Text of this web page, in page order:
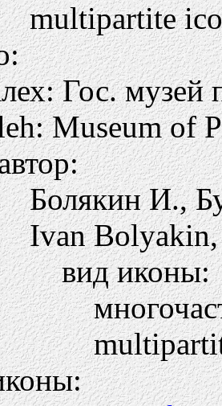
multipartite
Гос. музей
Museum of
Болякин И.,
Ivan
вид иконы: